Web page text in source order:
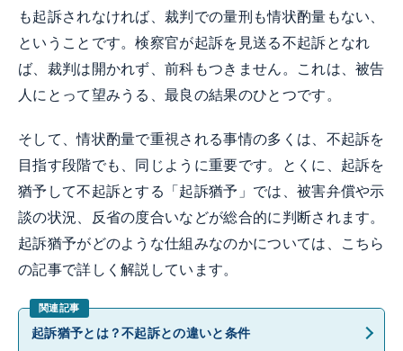
も起訴されなければ、裁判での量刑も情状酌量もない、
ということです。検察官が起訴を見送る不起訴となれ
ば、裁判は開かれず、前科もつきません。これは、被告
人にとって望みうる、最良の結果のひとつです。
そして、情状酌量で重視される事情の多くは、不起訴を
目指す段階でも、同じように重要です。とくに、起訴を
猶予して不起訴とする「起訴猶予」では、被害弁償や示
談の状況、反省の度合いなどが総合的に判断されます。
起訴猶予がどのような仕組みなのかについては、こちら
の記事で詳しく解説しています。
起訴猶予とは？不起訴との違いと条件